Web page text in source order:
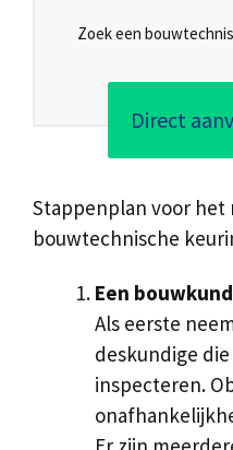
Zoek een
Direct
Stappenplan voor het
bouwtechnische
Een
Als eerste
deskundige
inspecteren.